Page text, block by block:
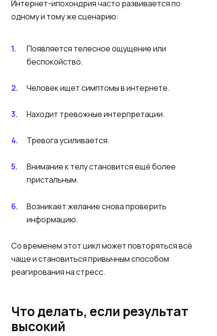
Интернет-ипохондрия часто развивается по
одному и тому же сценарию:
Появляется телесное ощущение или
беспокойство.
Человек ищет симптомы в интернете.
Находит тревожные интерпретации.
Тревога усиливается.
Внимание к телу становится ещё более
пристальным.
Возникает желание снова проверить
информацию.
Со временем этот цикл может повторяться всё
чаще и становиться привычным способом
реагирования на стресс.
Что делать, если результат
высокий